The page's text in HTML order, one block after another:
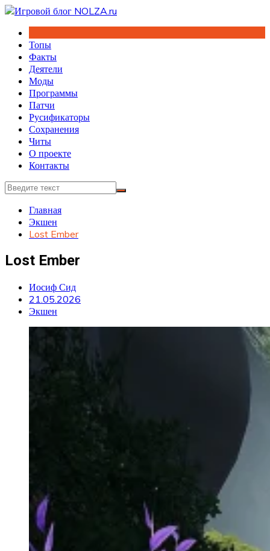
Перейти
содержимому
Топы
Факты
Деятели
Моды
Программы
Патчи
Русификаторы
Сохранения
Читы
О проекте
Контакты
Главная
Экшен
Lost Ember
Lost Ember
Иосиф Сид
21.05.2026
Экшен